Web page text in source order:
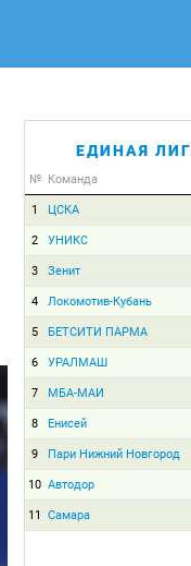
ЕДИНАЯ
№ Команда
1 ЦСКА
2 УНИКС
3 Зенит
4 Локомотив-Кубань
5 БЕТСИТИ ПАРМА
6 УРАЛМАШ
7 МБА-МАИ
8 Енисей
9 Пари Нижний Новгород
10 Автодор
11 Самара